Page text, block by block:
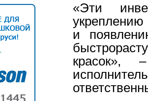
«Эти
и
красок»,